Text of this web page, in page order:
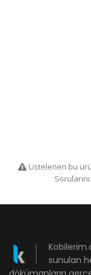
Listelenen bu
sunulan